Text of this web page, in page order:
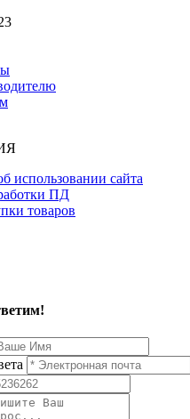
использовании сайта
ПД
товаров